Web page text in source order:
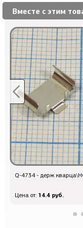
Вместе с этим
Q-4734 - держ
Цена от: 14.4 руб.